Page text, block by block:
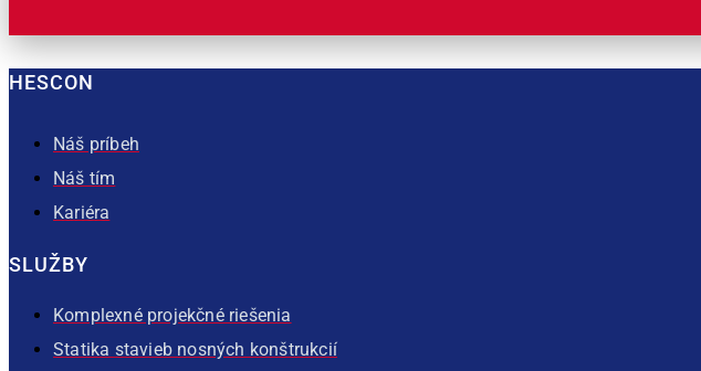
HESCON
Náš príbeh
Náš tím
Kariéra
SLUŽBY
Komplexné projekčné riešenia
Statika stavieb nosných konštrukcií